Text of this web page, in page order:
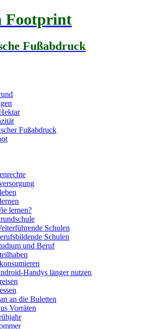
Footprint
Fußabdruck
Fußabdruck
lernen?
Schulen
Schulen
und Beruf
Handys länger nutzen
an die Buletten
Vorräten